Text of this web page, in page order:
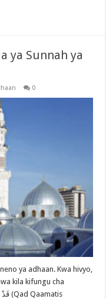
ya Sunnah ya
0
ya adhaan. Kwa hivyo,
kila kifungu cha